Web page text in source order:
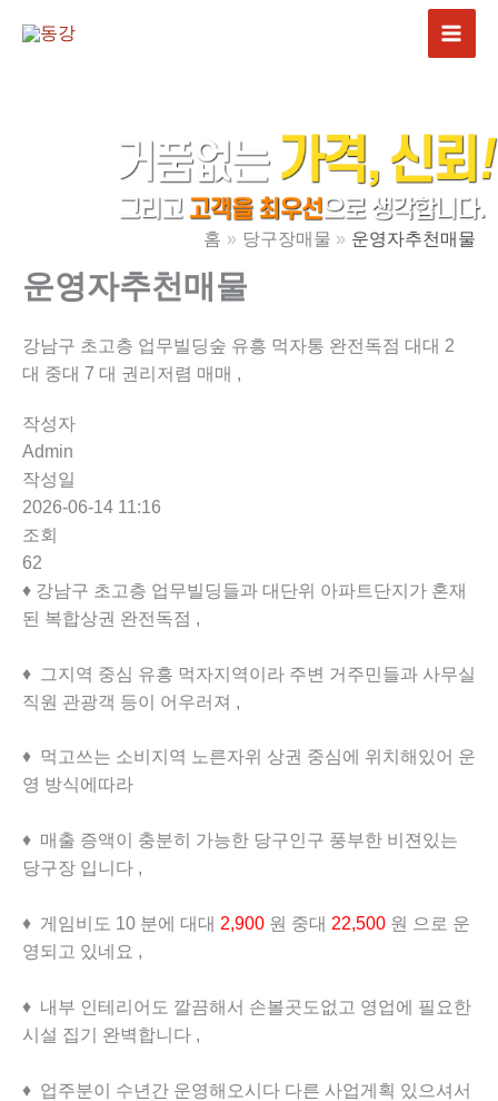
홈
당구장매물 운영자추천매물
운영자추천매물
강남구 초고층 업무빌딩숲 유흥 먹자통 완전독점 대대 2
대 중대 7 대 권리저렴 매매 ,
작성자
Admin
작성일
2026-06-14 11:16
조회
62
♦ 강남구 초고층 업무빌딩들과 대단위 아파트단지가 혼재
된 복합상권 완전독점 ,
♦ 그지역 중심 유흥 먹자지역이라 주변 거주민들과 사무실
직원 관광객 등이 어우러져 ,
♦ 먹고쓰는 소비지역 노른자위 상권 중심에 위치해있어 운
영 방식에따라
♦ 매출 증액이 충분히 가능한 당구인구 풍부한 비젼있는
당구장 입니다 ,
♦ 게임비도 10 분에 대대 2,900 원 중대 22,500 원 으로 운
영되고 있네요 ,
♦ 내부 인테리어도 깔끔해서 손볼곳도없고 영업에 필요한
시설 집기 완벽합니다 ,
♦ 업주분이 수년간 운영해오시다 다른 사업게획 있으셔서